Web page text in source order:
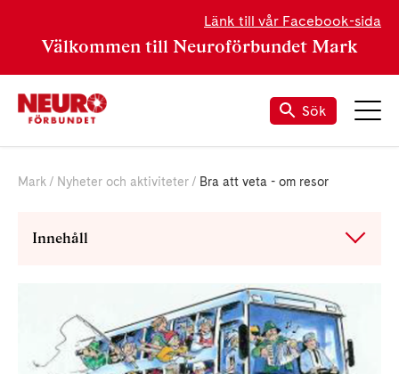
Länk till vår Facebook-sida
Välkommen till Neuroförbundet Mark
Sök
Mark Nyheter och aktiviteter Bra att veta - om resor
Innehåll